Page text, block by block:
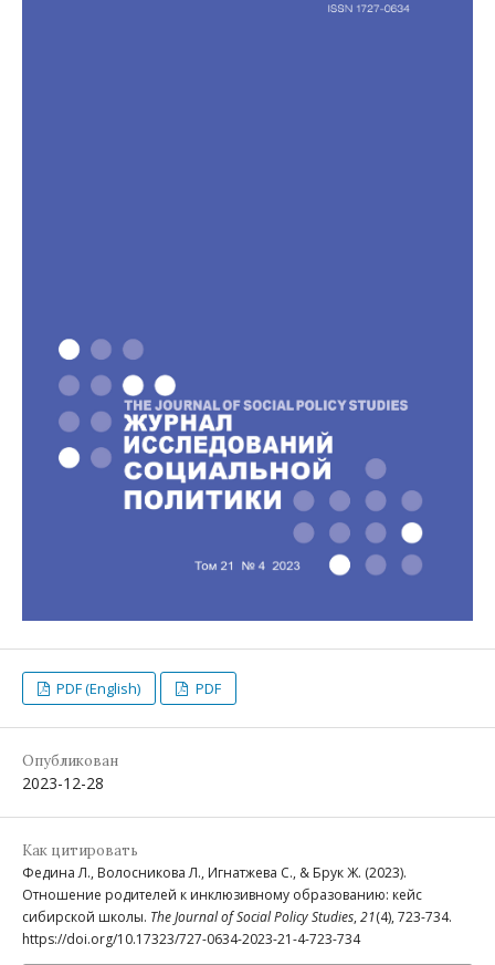
PDF (English) PDF
Опубликован
2023-12-28
Как цитировать
Федина Л., Волосникова Л., Игнатжева С., & Брук Ж. (2023).
Отношение родителей к инклюзивному образованию: кейс
сибирской школы. The Journal of Social Policy Studies, 21(4), 723-734.
https://doi.org/10.17323/727-0634-2023-21-4-723-734